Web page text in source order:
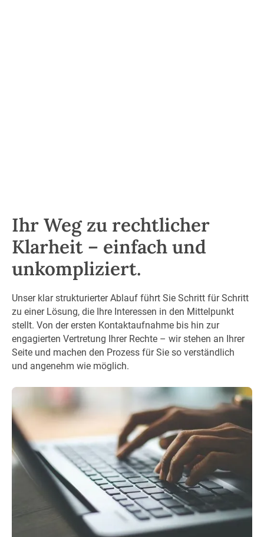
Ihr Weg zu rechtlicher
Klarheit – einfach und
unkompliziert.
Unser klar strukturierter Ablauf führt Sie Schritt für Schritt
zu einer Lösung, die Ihre Interessen in den Mittelpunkt
stellt. Von der ersten Kontaktaufnahme bis hin zur
engagierten Vertretung Ihrer Rechte – wir stehen an Ihrer
Seite und machen den Prozess für Sie so verständlich
und angenehm wie möglich.